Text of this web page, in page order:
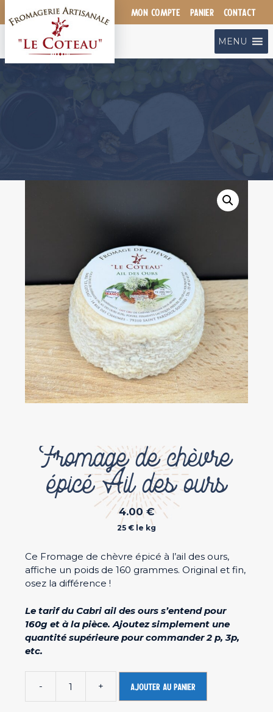
au
MON COMPTE PANIER CONTACT
MENU
Fromage de chèvre
épicé Ail des ours
4.00 €
25 € le kg
Ce Fromage de chèvre épicé à l’ail des ours,
affiche un poids de 160 grammes. Original et fin,
osez la différence !
Le tarif du Cabri ail des ours s’entend pour
160g et à la pièce. Ajoutez simplement une
quantité supérieure pour commander 2 p, 3p,
etc.
-
quantité
de
+ Ajouter au panier